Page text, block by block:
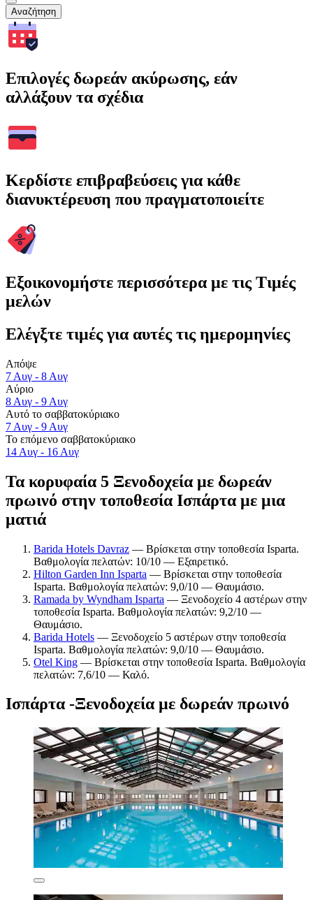
Αναζήτηση
Επιλογές δωρεάν ακύρωσης, εάν
αλλάξουν τα σχέδια
Κερδίστε επιβραβεύσεις για κάθε
διανυκτέρευση που πραγματοποιείτε
Εξοικονομήστε περισσότερα με τις Τιμές
μελών
Ελέγξτε τιμές για αυτές τις ημερομηνίες
Απόψε
7 Αυγ - 8 Αυγ
Αύριο
8 Αυγ - 9 Αυγ
Αυτό το σαββατοκύριακο
7 Αυγ - 9 Αυγ
Το επόμενο σαββατοκύριακο
14 Αυγ - 16 Αυγ
Τα κορυφαία 5 Ξενοδοχεία με δωρεάν
πρωινό στην τοποθεσία Ισπάρτα με μια
ματιά
Barida Hotels Davraz — Βρίσκεται στην τοποθεσία Isparta.
Βαθμολογία πελατών: 10/10 — Εξαιρετικό.
Hilton Garden Inn Isparta — Βρίσκεται στην τοποθεσία
Isparta. Βαθμολογία πελατών: 9,0/10 — Θαυμάσιο.
Ramada by Wyndham Isparta — Ξενοδοχείο 4 αστέρων στην
τοποθεσία Isparta. Βαθμολογία πελατών: 9,2/10 —
Θαυμάσιο.
Barida Hotels — Ξενοδοχείο 5 αστέρων στην τοποθεσία
Isparta. Βαθμολογία πελατών: 9,0/10 — Θαυμάσιο.
Otel King — Βρίσκεται στην τοποθεσία Isparta. Βαθμολογία
πελατών: 7,6/10 — Καλό.
Ισπάρτα -Ξενοδοχεία με δωρεάν πρωινό